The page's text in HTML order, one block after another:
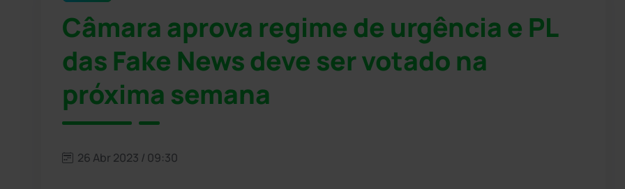
Câmara aprova regime de urgência e PL
das Fake News deve ser votado na
próxima semana
26 Abr 2023 / 09:30